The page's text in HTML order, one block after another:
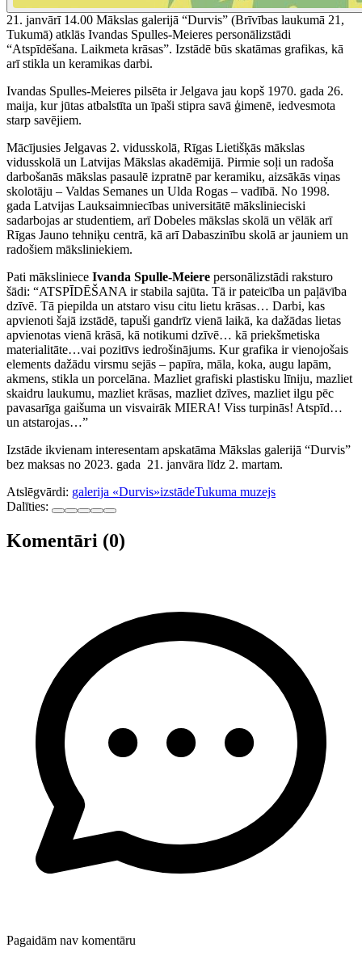
21. janvārī 14.00 Mākslas galerijā “Durvis” (Brīvības laukumā 21,
Tukumā) atklās Ivandas Spulles-Meieres personālizstādi
“Atspīdēšana. Laikmeta krāsas”. Izstādē būs skatāmas grafikas, kā
arī stikla un keramikas darbi.
Ivandas Spulles-Meieres pilsēta ir Jelgava jau kopš 1970. gada 26.
maija, kur jūtas atbalstīta un īpaši stipra savā ģimenē, iedvesmota
starp savējiem.
Mācījusies Jelgavas 2. vidusskolā, Rīgas Lietišķās mākslas
vidusskolā un Latvijas Mākslas akadēmijā. Pirmie soļi un radoša
darbošanās mākslas pasaulē izpratnē par keramiku, aizsākās viņas
skolotāju – Valdas Semanes un Ulda Rogas – vadībā. No 1998.
gada Latvijas Lauksaimniecības universitātē mākslinieciski
sadarbojas ar studentiem, arī Dobeles mākslas skolā un vēlāk arī
Rīgas Jauno tehniķu centrā, kā arī Dabaszinību skolā ar jauniem un
radošiem māksliniekiem.
Pati māksliniece Ivanda Spulle-Meiere personālizstādi raksturo
šādi: “ATSPĪDĒŠANA ir stabila sajūta. Tā ir pateicība un paļāvība
dzīvē. Tā piepilda un atstaro visu citu lietu krāsas… Darbi, kas
apvienoti šajā izstādē, tapuši gandrīz vienā laikā, ka dažādas lietas
apvienotas vienā krāsā, kā notikumi dzīvē… kā priekšmetiska
materialitāte…vai pozitīvs iedrošinājums. Kur grafika ir vienojošais
elements dažādu virsmu sejās – papīra, māla, koka, augu lapām,
akmens, stikla un porcelāna. Mazliet grafiski plastisku līniju, mazliet
skaidru laukumu, mazliet krāsas, mazliet dzīves, mazliet ilgu pēc
pavasarīga gaišuma un visvairāk MIERA! Viss turpinās! Atspīd…
un atstarojas…”
Izstāde ikvienam interesentam apskatāma Mākslas galerijā “Durvis”
bez maksas no 2023. gada 21. janvāra līdz 2. martam.
Atslēgvārdi: galerija «Durvis»izstādeTukuma muzejs
Dalīties:
Komentāri (0)
Pagaidām nav komentāru